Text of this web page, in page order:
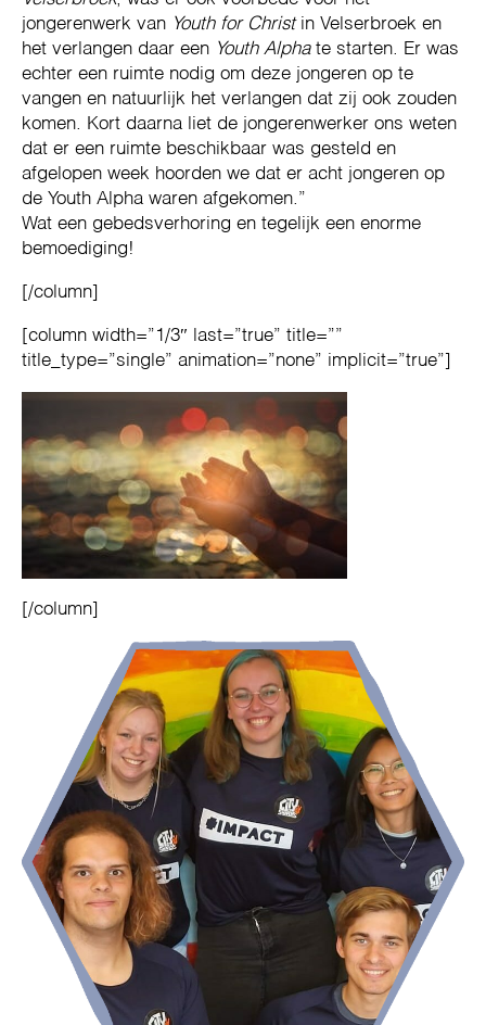
jongerenwerk van Youth for Christin Velserbroek en
het verlangen daar een Youth Alphate starten. Er was
echter een ruimte nodig om deze jongeren op te
vangen en natuurlijk het verlangen dat zij ook zouden
komen. Kort daarna liet de jongerenwerker ons weten
dat er een ruimte beschikbaar was gesteld en
afgelopen week hoorden we dat er acht jongeren op
de Youth Alpha waren afgekomen.”
Wat een gebedsverhoring en tegelijk een enorme
bemoediging!
[/column]
[column width=”1/3″ last=”true” title=””
title_type=”single” animation=”none” implicit=”true”]
[/column]